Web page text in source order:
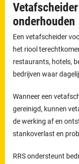
onderhouden
Een vetafscheider
het riool
restaurants, hotels,
bedrijven waar
Wanneer een
gereinigd, kunnen
de werking af en
stankoverlast en
RRS ondersteunt